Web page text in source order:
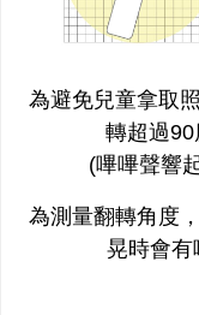
為避免兒童拿取
轉超過90
(嗶嗶聲響
為測量翻轉角度
晃時會有